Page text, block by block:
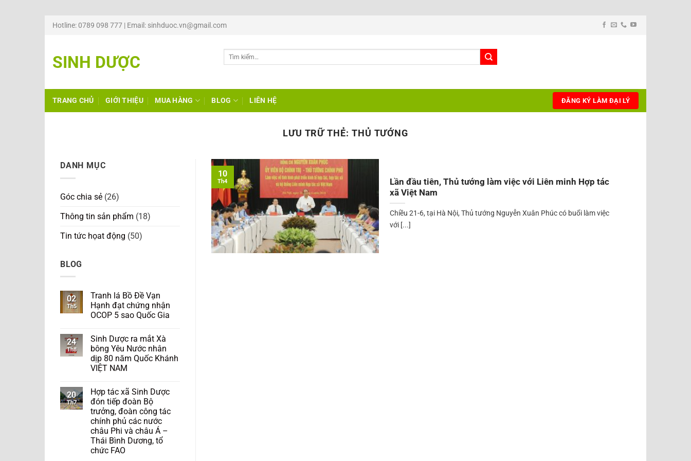
Chuyển
dung
Hotline: 0789 098 777 | Email: sinhduoc.vn@gmail.com
SINH DƯỢC
TRANG CHỦ GIỚI THIỆU MUA HÀNG BLOG LIÊN HỆ ĐĂNG KÝ LÀM ĐẠI LÝ
LƯU TRỮ THẺ: THỦ TƯỚNG
DANH MỤC
Góc chia sẻ (26)
Thông tin sản phẩm (18)
Tin tức họat động (50)
BLOG
02
Th5
Tranh lá Bồ Đề Vạn
Hạnh đạt chứng nhận
OCOP 5 sao Quốc Gia
24
Th8
Sinh Dược ra mắt Xà
bông Yêu Nước nhân
dịp 80 năm Quốc Khánh
VIỆT NAM
20
Th7
Hợp tác xã Sinh Dược
đón tiếp đoàn Bộ
trưởng, đoàn công tác
chính phủ các nước
châu Phi và châu Á –
Thái Bình Dương, tổ
chức FAO
Lần đầu tiên, Thủ tướng làm việc với Liên minh Hợp tác
xã Việt Nam
Chiều 21-6, tại Hà Nội, Thủ tướng Nguyễn Xuân Phúc có buổi làm việc
với [...]
10
Th4